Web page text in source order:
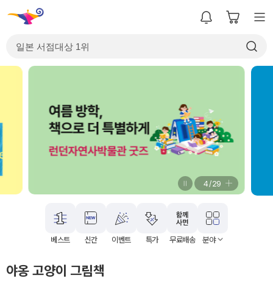
4/29
베스트 신간 이벤트 특가 무료배송 분야
야옹 고양이 그림책